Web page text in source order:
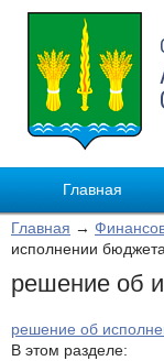
Главная
Главная →
исполнении
решение об
решение об
В этом разделе: